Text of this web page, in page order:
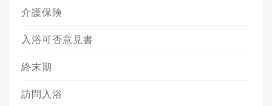
介護保険
入浴可否意見書
終末期
訪問入浴